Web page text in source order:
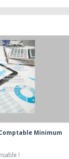
Minimum
!